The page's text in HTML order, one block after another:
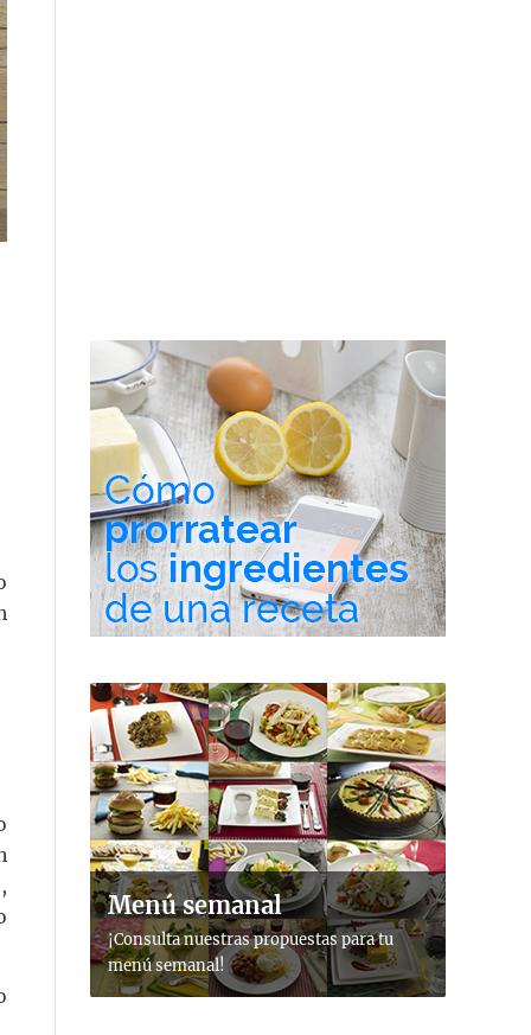
Menú semanal
¡Consulta nuestras propuestas para tu
menú semanal!